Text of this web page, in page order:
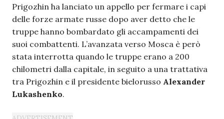
Prigozhin ha lanciato un appello per fermare i capi
delle forze armate russe dopo aver detto che le
truppe hanno bombardato gli accampamenti dei
suoi combattenti. L’avanzata verso Mosca è però
stata interrotta quando le truppe erano a 200
chilometri dalla capitale, in seguito a una trattativa
tra Prigozhin e il presidente bielorusso Alexander
Lukashenko.